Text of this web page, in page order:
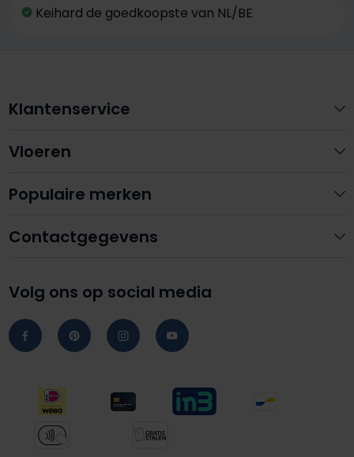
Keihard de goedkoopste van NL/BE
Contactgegevens
Volg ons op social media
Klantenservice
Vloeren
Populaire merken